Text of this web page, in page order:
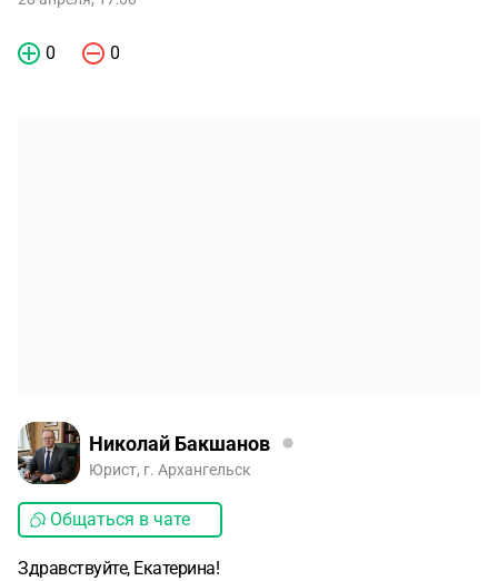
0 0
Николай Бакшанов
Юрист, г. Архангельск
Общаться в чате
Здравствуйте, Екатерина!